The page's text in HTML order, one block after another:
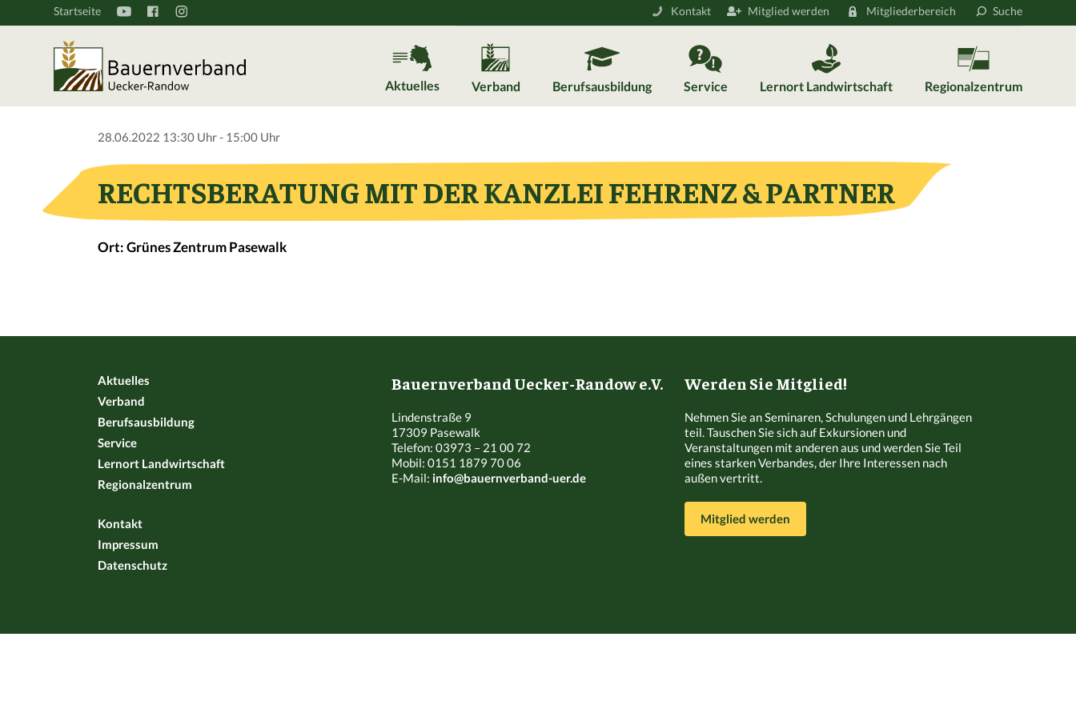
Startseite Kontakt Mitglied werden Mitgliederbereich Suche
Aktuelles Verband Berufsausbildung Service Lernort Landwirtschaft Regionalzentrum
28.06.2022 13:30 Uhr - 15:00 Uhr
RECHTSBERATUNG MIT DER KANZLEI FEHRENZ & PARTNER
Ort: Grünes Zentrum Pasewalk
Aktuelles
Verband
Berufsausbildung
Service
Lernort Landwirtschaft
Regionalzentrum
Kontakt
Impressum
Datenschutz
Bauernverband Uecker-Randow e.V.
Lindenstraße 9
17309 Pasewalk
Telefon: 03973 – 21 00 72
Mobil: 0151 1879 70 06
E-Mail: info@bauernverband-uer.de
Werden Sie Mitglied!
Nehmen Sie an Seminaren, Schulungen und Lehrgängen
teil. Tauschen Sie sich auf Exkursionen und
Veranstaltungen mit anderen aus und werden Sie Teil
eines starken Verbandes, der Ihre Interessen nach
außen vertritt.
Mitglied werden